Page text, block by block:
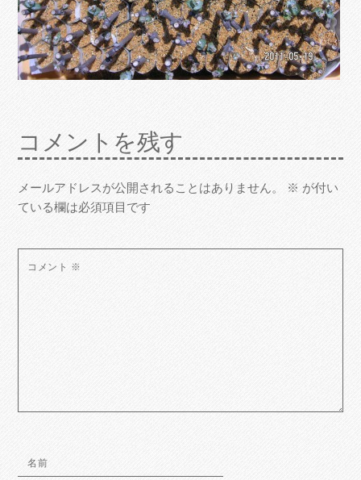
コメントを残す
メールアドレスが公開されることはありません。 ※ が付い
ている欄は必須項目です
コメント ※
名前